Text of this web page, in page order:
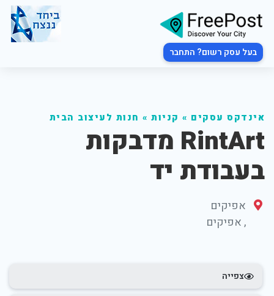
בעל עסק רשום? התחבר
אינדקס עסקים » קניות » חנות לעיצוב הבית
RintArt מדבקות
בעבודת יד
אפיקים
,אפיקים
צפייה